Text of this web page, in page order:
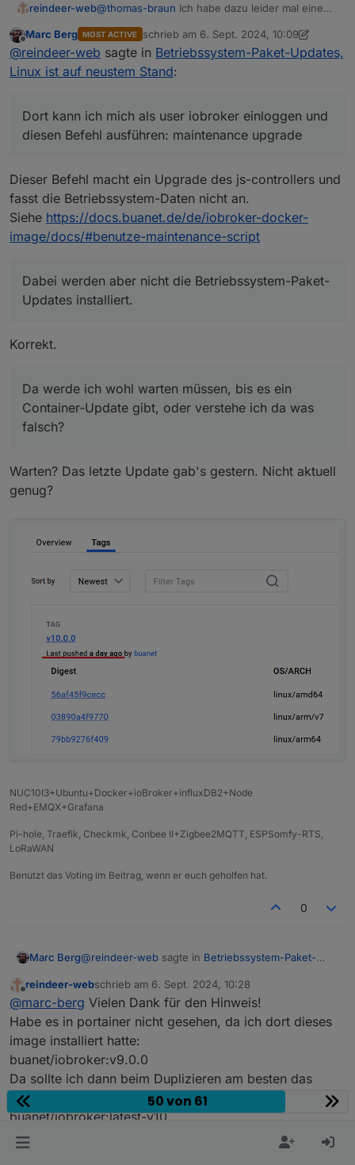
reindeer-web@thomas-braun Ich habe dazu leider mal eine
Bei mir läuft iobroker in einem Container auf
einem QNAP-NAS.
Dort kann ich mich als user iobroker einloggen
Dabei werden aber nicht die Betriebssystem-
Paket-Updates installiert.
Da werde ich wohl warten müssen, bis es ein
falsch?
Offline
Marc Berg MOST ACTIVE schrieb am 6. Sept. 2024, 10:09
zuletzt editiert von Marc Berg9. Juni 2024,
@reindeer-web sagte in Betriebssystem-Paket-Updates,
Linux ist auf neustem Stand:
Dort kann ich mich als user iobroker einloggen und
diesen Befehl ausführen: maintenance upgrade
Dieser Befehl macht ein Upgrade des js-controllers und
fasst die Betriebssystem-Daten nicht an.
Siehe https://docs.buanet.de/de/iobroker-docker-
image/docs/#benutze-maintenance-script
Dabei werden aber nicht die Betriebssystem-Paket-
Updates installiert.
Korrekt.
Da werde ich wohl warten müssen, bis es ein
Container-Update gibt, oder verstehe ich da was
falsch?
Warten? Das letzte Update gab's gestern. Nicht aktuell
genug?
NUC10I3+Ubuntu+Docker+ioBroker+influxDB2+Node
Red+EMQX+Grafana
Pi-hole, Traefik, Checkmk, Conbee II+Zigbee2MQTT, ESPSomfy-RTS,
LoRaWAN
Benutzt das Voting im Beitrag, wenn er euch geholfen hat.
0
Marc Berg@reindeer-web sagte in Betriebssystem-Paket-
Dort kann ich mich als user iobroker einloggen
und diesen Befehl ausführen: maintenance
upgrade
Dieser Befehl macht ein Upgrade des js-controllers
und fasst die Betriebssystem-Daten nicht an.
Siehehttps://docs.buanet.de/de/iobroker-docker-
image/docs/#benutze-maintenance-script
Dabei werden aber nicht die Betriebssystem-
Paket-Updates installiert.
Da werde ich wohl warten müssen, bis es ein
Offline
reindeer-webschrieb am 6. Sept. 2024, 10:28
zuletzt editiert von
@marc-berg Vielen Dank für den Hinweis!
Habe es in portainer nicht gesehen, da ich dort dieses
image installiert hatte:
buanet/iobroker:v9.0.0
Da sollte ich dann beim Duplizieren am besten das
installieren:
buanet/iobroker:latest-v10
Ist das korrekt so? inklusive Schreibweise?
50 von 61